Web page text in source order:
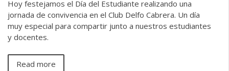
Hoy festejamos el Día del Estudiante realizando una
jornada de convivencia en el Club Delfo Cabrera. Un día
muy especial para compartir junto a nuestros estudiantes
y docentes.
Read more